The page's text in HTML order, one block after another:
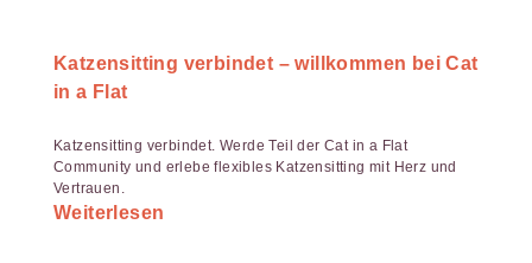
Katzensitting verbindet – willkommen bei Cat
in a Flat
Katzensitting verbindet. Werde Teil der Cat in a Flat
Community und erlebe flexibles Katzensitting mit Herz und
Vertrauen.
Weiterlesen